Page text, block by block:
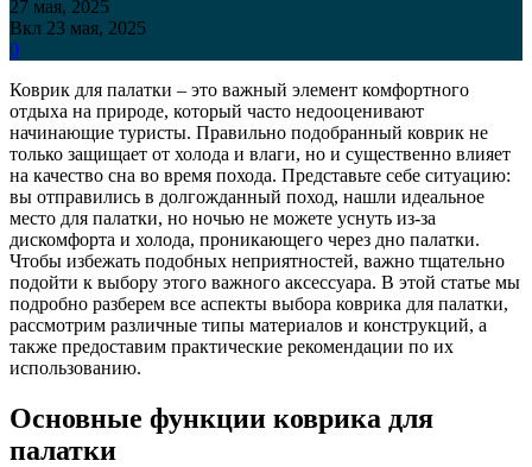
27 мая, 2025
Вкл 23 мая, 2025
0
Коврик для палатки – это важный элемент комфортного
отдыха на природе, который часто недооценивают
начинающие туристы. Правильно подобранный коврик не
только защищает от холода и влаги, но и существенно влияет
на качество сна во время похода. Представьте себе ситуацию:
вы отправились в долгожданный поход, нашли идеальное
место для палатки, но ночью не можете уснуть из-за
дискомфорта и холода, проникающего через дно палатки.
Чтобы избежать подобных неприятностей, важно тщательно
подойти к выбору этого важного аксессуара. В этой статье мы
подробно разберем все аспекты выбора коврика для палатки,
рассмотрим различные типы материалов и конструкций, а
также предоставим практические рекомендации по их
использованию.
Основные функции коврика для
палатки